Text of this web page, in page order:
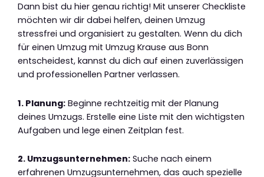
Dann bist du hier genau richtig! Mit unserer Checkliste
möchten wir dir dabei helfen, deinen Umzug
stressfrei und organisiert zu gestalten. Wenn du dich
für einen Umzug mit Umzug Krause aus Bonn
entscheidest, kannst du dich auf einen zuverlässigen
und professionellen Partner verlassen.
1. Planung: Beginne rechtzeitig mit der Planung
deines Umzugs. Erstelle eine Liste mit den wichtigsten
Aufgaben und lege einen Zeitplan fest.
2. Umzugsunternehmen: Suche nach einem
erfahrenen Umzugsunternehmen, das auch spezielle